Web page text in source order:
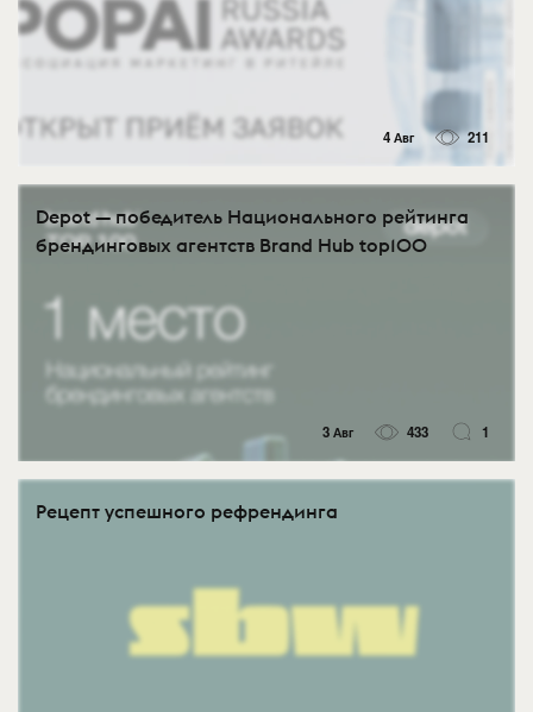
4 Авг 211
Depot — победитель Национального рейтинга
брендинговых агентств Brand Hub top100
3 Авг 433 1
Рецепт успешного рефрендинга